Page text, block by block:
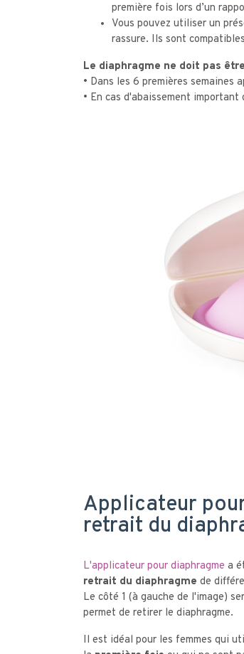
première fois lors d’un
Vous pouvez utiliser un
rassure. Ils sont
Le diaphragme ne doit pas
• Dans les 6 premières semaines
• En cas d'abaissement
Applicateur
retrait du
L'applicateur pour diaphragme a
retrait du diaphragme de
Le côté 1 (à gauche de l'image)
permet de retirer le diaphragme.
Il est idéal pour les femmes qui